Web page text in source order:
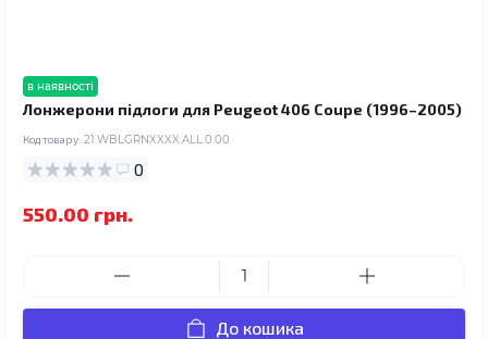
в наявності
Лонжерони підлоги для Peugeot 406 Coupe (1996–2005)
Код товару: 21.WBLGRNXXXX.ALL.0.00
0
550.00 грн.
До кошика